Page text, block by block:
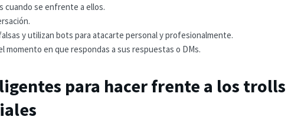
cuando se enfrente a ellos.
y utilizan bots para atacarte personal y profesionalmente.
momento en que respondas a sus respuestas o DMs.
para hacer frente a los trolls